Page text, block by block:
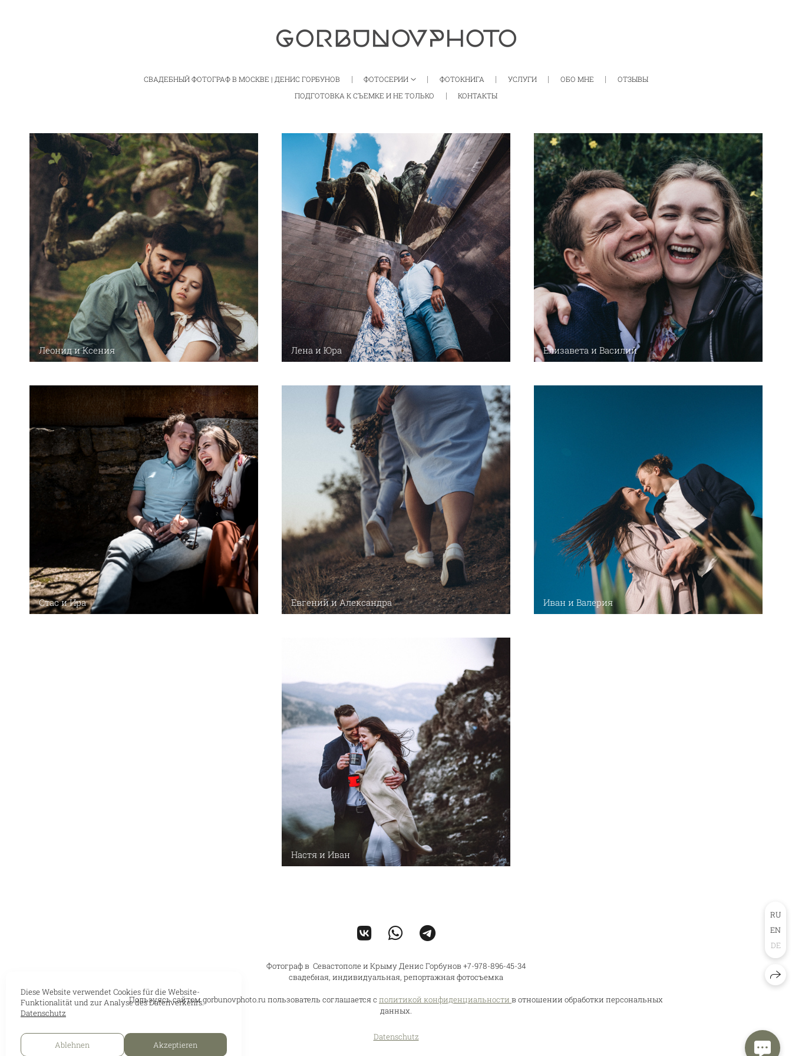
СВАДЕБНЫЙ ФОТОГРАФ В МОСКВЕ | ДЕНИС ГОРБУНОВ ФОТОСЕРИИ ФОТОКНИГА УСЛУГИ ОБО МНЕ
ОТЗЫВЫ
ПОДГОТОВКА К СЪЕМКЕ И НЕ ТОЛЬКО
КОНТАКТЫ
Леонид и Ксения Лена и Юра Елизавета и Василий
Стас и Ира Евгений и Александра Иван и Валерия
Настя и Иван
Фотограф в Севастополе и Крыму Денис Горбунов +7-978-896-45-34
свадебная, индивидуальная, репортажная фотосъемка
Пользуясь сайтом gorbunovphoto.ru пользователь соглашается с политикой конфиденциальности в отношении обработки персональных
данных.
Datenschutz
RU
EN
DE
Diese Website verwendet Cookies für die Website-
Funktionalität und zur Analyse des Datenverkehrs.
Datenschutz
Ablehnen Akzeptieren